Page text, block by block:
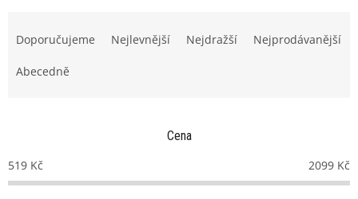
o
d
Doporučujeme Nejlevnější Nejdražší Nejprodávanější
Abecedně
Cena
519 Kč 2099 Kč